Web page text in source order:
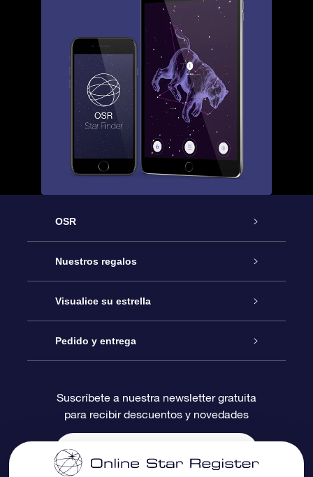
OSR
Atención
Contáctanos
Blog
Reseñas
Nuestros regalos
Regalo Estrella Online
Paquete de Regalo OSR
Tarjeta de Regalo OSR
Regalos empresariales
Visualice su estrella
Registro estelar
Página de Estrella Personalizada
Un Millón de Estrellas
Pedido y entrega
Información de Pago
Información de Envío
Suscríbete a nuestra newsletter gratuita
para recibir descuentos y novedades